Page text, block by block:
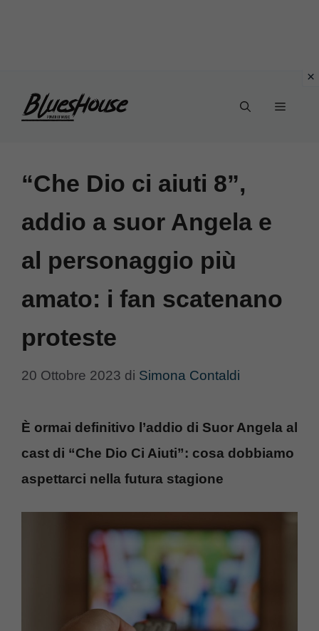
Menu
“Che Dio ci aiuti 8”,
addio a suor Angela e
al personaggio più
amato: i fan scatenano
proteste
20 Ottobre 2023 di Simona Contaldi
È ormai definitivo l’addio di Suor Angela al
cast di “Che Dio Ci Aiuti”: cosa dobbiamo
aspettarci nella futura stagione